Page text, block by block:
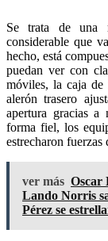
Se trata de una
considerable que
hecho, está
puedan ver con
móviles, la caja de
alerón trasero
apertura gracias a
forma fiel, los
estrecharon fuerzas
ver más Oscar
Lando Norris
Pérez se